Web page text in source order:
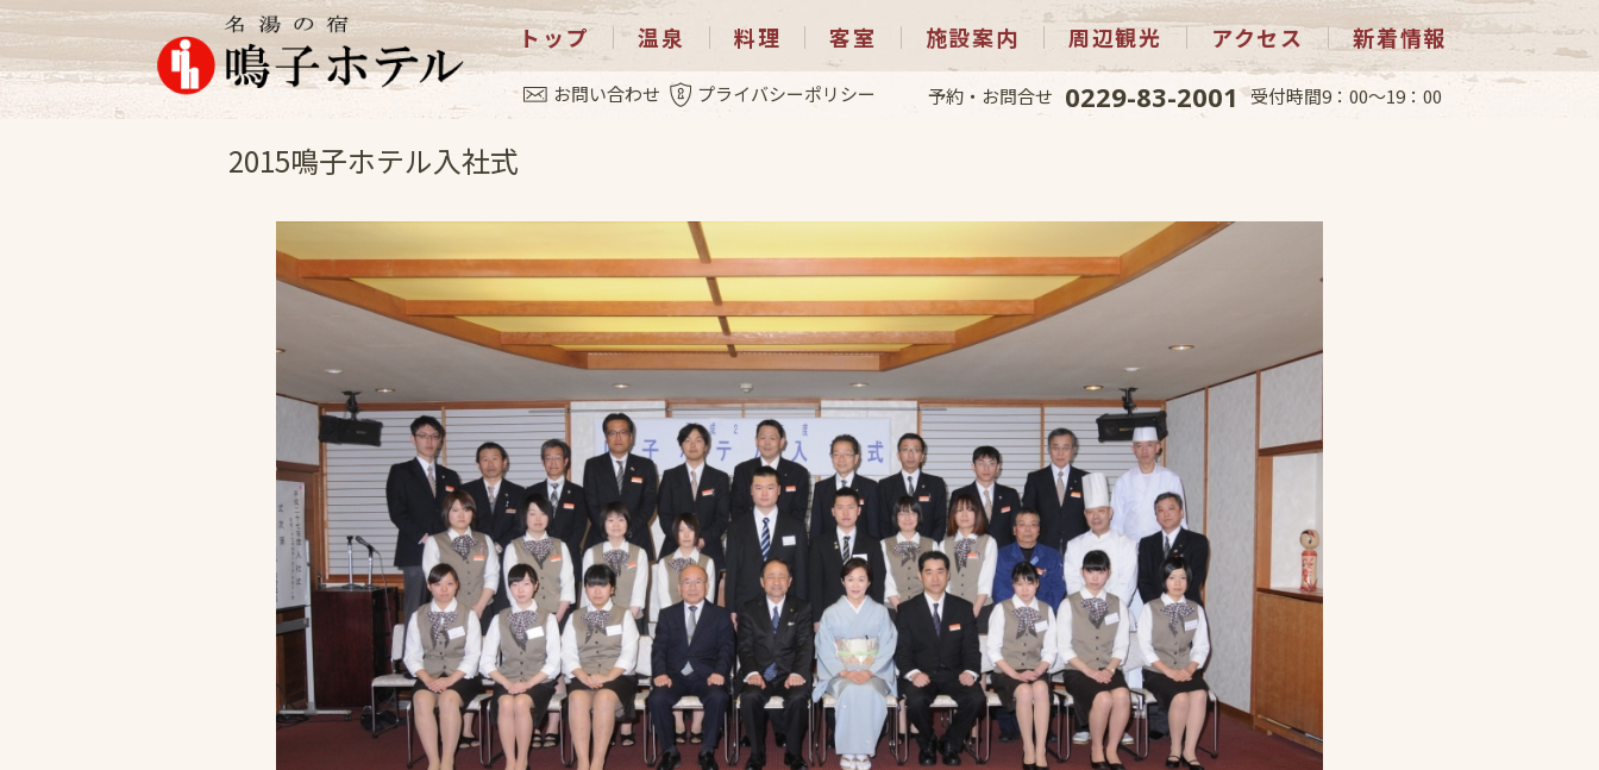
トップ 温泉 料理 客室 施設案内 周辺観光 アクセス 新着情報
お問い合わせ プライバシーポリシー 予約・お問合せ 0229-83-2001 受付時間9：00～19：00
イベント 2015.4.4
2015鳴子ホテル入社式